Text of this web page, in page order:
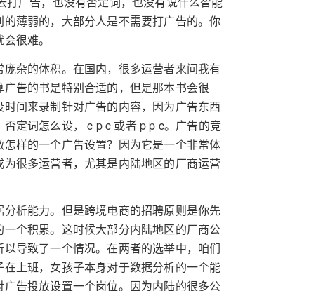
薄弱的，大部分人是不需要打广告的。你
很难。
杂的体积。在国内，很多运营者来问我有
告的书是特别合适的，但是那本书会很
间来录制针对广告的内容，因为广告东西
定词怎么设， c p c 或者 p p c。广告的竞
样的一个广告设置？因为它是一个非常体
很多运营者，尤其是内陆地区的厂商运营
析能力。但是跨境电商的招聘原则是你先
个积累。这时候大部分内陆地区的厂商公
导致了一个情况。在两者的选举中，咱们
上班，女孩子本身对于数据分析的一个能
告投放设置一个岗位。因为内陆的很多公